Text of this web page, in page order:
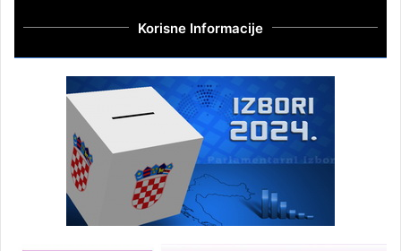
Korisne Informacije